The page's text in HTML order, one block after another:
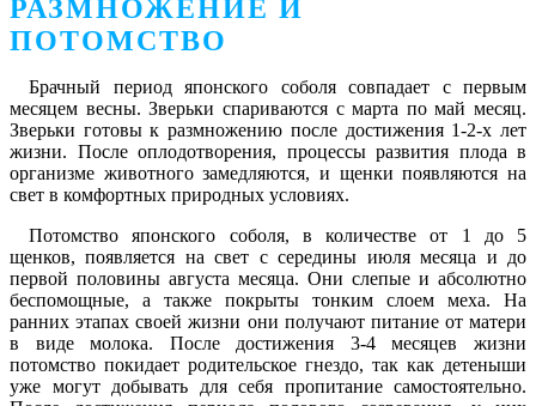
РАЗМНОЖЕНИЕ И
ПОТОМСТВО
Брачный период японского соболя совпадает с первым
месяцем весны. Зверьки спариваются с марта по май месяц.
Зверьки готовы к размножению после достижения 1-2-х лет
жизни. После оплодотворения, процессы развития плода в
организме животного замедляются, и щенки появляются на
свет в комфортных природных условиях.
Потомство японского соболя, в количестве от 1 до 5
щенков, появляется на свет с середины июля месяца и до
первой половины августа месяца. Они слепые и абсолютно
беспомощные, а также покрыты тонким слоем меха. На
ранних этапах своей жизни они получают питание от матери
в виде молока. После достижения 3-4 месяцев жизни
потомство покидает родительское гнездо, так как детеныши
уже могут добывать для себя пропитание самостоятельно.